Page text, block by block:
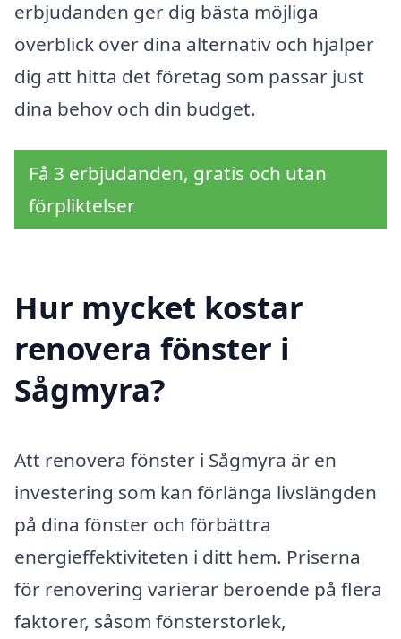
erbjudanden ger dig bästa möjliga
överblick över dina alternativ och hjälper
dig att hitta det företag som passar just
dina behov och din budget.
Få 3 erbjudanden, gratis och utan
förpliktelser
Hur mycket kostar
renovera fönster i
Sågmyra?
Att renovera fönster i Sågmyra är en
investering som kan förlänga livslängden
på dina fönster och förbättra
energieffektiviteten i ditt hem. Priserna
för renovering varierar beroende på flera
faktorer, såsom fönsterstorlek,